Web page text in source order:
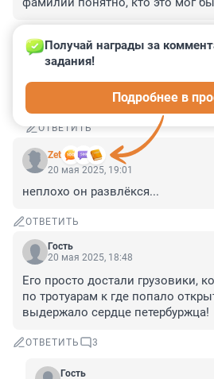
Гость
ОТВЕТИТЬ
Zet
Получай награды за
задания!
Подробнее в
20 мая 2025, 19:01
неплохо он развлёкся...
ОТВЕТИТЬ
Гость
20 мая 2025, 18:48
Его просто достали грузовики,
по тротуарам к где попало
выдержало сердце петербуржца!
ОТВЕТИТЬ 3
Гость